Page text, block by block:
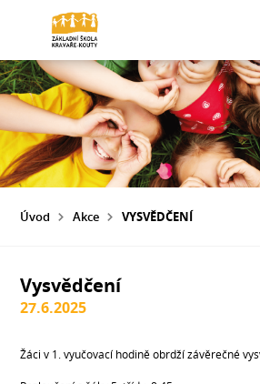
Úvod Akce VYSVĚDČENÍ
Vysvědčení
27.6.2025
Žáci v 1. vyučovací hodině obrdží závěrečné